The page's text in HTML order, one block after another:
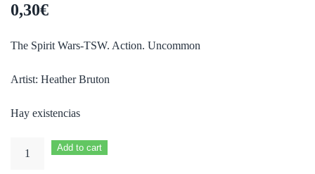
0,30€
The Spirit Wars-TSW. Action. Uncommon
Artist: Heather Bruton
Hay existencias
InterruptionAdd to cart